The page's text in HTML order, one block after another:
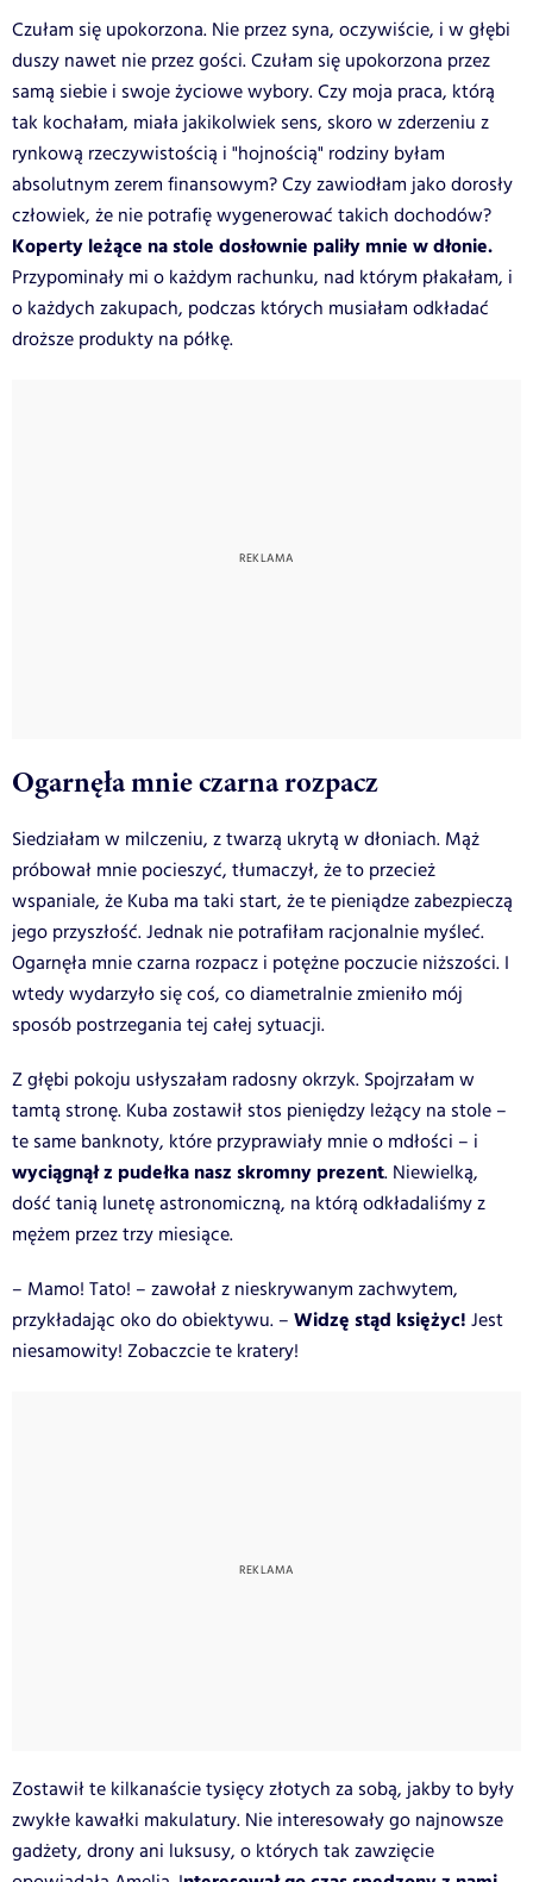
Czułam się upokorzona. Nie przez syna, oczywiście, i w głębi
duszy nawet nie przez gości. Czułam się upokorzona przez
samą siebie i swoje życiowe wybory. Czy moja praca, którą
tak kochałam, miała jakikolwiek sens, skoro w zderzeniu z
rynkową rzeczywistością i "hojnością" rodziny byłam
absolutnym zerem finansowym? Czy zawiodłam jako dorosły
człowiek, że nie potrafię wygenerować takich dochodów?
Koperty leżące na stole dosłownie paliły mnie w dłonie.
Przypominały mi o każdym rachunku, nad którym płakałam, i
o każdych zakupach, podczas których musiałam odkładać
droższe produkty na półkę.
Ogarnęła mnie czarna rozpacz
Siedziałam w milczeniu, z twarzą ukrytą w dłoniach. Mąż
próbował mnie pocieszyć, tłumaczył, że to przecież
wspaniale, że Kuba ma taki start, że te pieniądze zabezpieczą
jego przyszłość. Jednak nie potrafiłam racjonalnie myśleć.
Ogarnęła mnie czarna rozpacz i potężne poczucie niższości. I
wtedy wydarzyło się coś, co diametralnie zmieniło mój
sposób postrzegania tej całej sytuacji.
Z głębi pokoju usłyszałam radosny okrzyk. Spojrzałam w
tamtą stronę. Kuba zostawił stos pieniędzy leżący na stole –
te same banknoty, które przyprawiały mnie o mdłości – i
wyciągnął z pudełka nasz skromny prezent. Niewielką,
dość tanią lunetę astronomiczną, na którą odkładaliśmy z
mężem przez trzy miesiące.
– Mamo! Tato! – zawołał z nieskrywanym zachwytem,
przykładając oko do obiektywu. – Widzę stąd księżyc! Jest
niesamowity! Zobaczcie te kratery!
Zostawił te kilkanaście tysięcy złotych za sobą, jakby to były
zwykłe kawałki makulatury. Nie interesowały go najnowsze
gadżety, drony ani luksusy, o których tak zawzięcie